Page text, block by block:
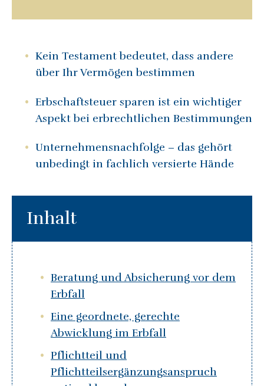
Kein Testament bedeutet, dass andere
über Ihr Vermögen bestimmen
Erbschaftsteuer sparen ist ein wichtiger
Aspekt bei erbrechtlichen Bestimmungen
Unternehmensnachfolge – das gehört
unbedingt in fachlich versierte Hände
Inhalt
Beratung und Absicherung vor dem
Erbfall
Eine geordnete, gerechte
Abwicklung im Erbfall
Pflichtteil und
Pflichtteilsergänzungsanspruch